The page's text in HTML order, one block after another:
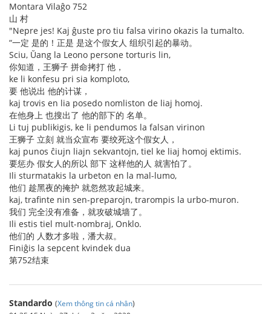
Montara Vilaĝo 752
山 村
"Nepre jes! Kaj ĝuste pro tiu falsa virino okazis la tumalto.
“一定 是的！正是 是这个假女人 组织引起的暴动。
Sciu, Ŭang la Leono persone torturis lin,
你知道，王狮子 拼命拷打 他，
ke li konfesu pri sia komploto,
要 他说出 他的计谋，
kaj trovis en lia posedo nomliston de liaj homoj.
在他身上 也搜出了 他的部下的 名单。
Li tuj publikigis, ke li pendumos la falsan virinon
王狮子 立刻 就当众宣布 要绞死这个假女人，
kaj punos ĉiujn liajn sekvantojn, tiel ke liaj homoj ektimis.
要惩办 假女人的所以 部下 这样他的人 就害怕了。
Ili sturmatakis la urbeton en la mal-lumo,
他们 趁黑夜的掩护 就忽然攻起城来。
kaj, trafinte nin sen-preparojn, trarompis la urbo-muron.
我们 完全没有准备，就攻破城墙了。
Ili estis tiel mult-nombraj, Onklo.
他们的 人数才多啦，潘大叔。
Finiĝis la sepcent kvindek dua
第752结束
Standardo (Xem thông tin cá nhân)